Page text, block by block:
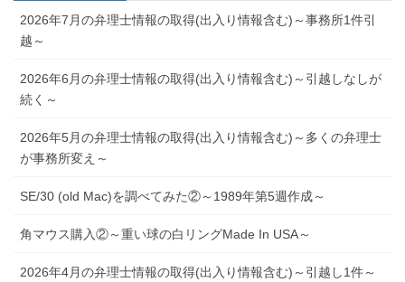
2026年7月の弁理士情報の取得(出入り情報含む)～事務所1件引
越～
2026年6月の弁理士情報の取得(出入り情報含む)～引越しなしが
続く～
2026年5月の弁理士情報の取得(出入り情報含む)～多くの弁理士
が事務所変え～
SE/30 (old Mac)を調べてみた②～1989年第5週作成～
角マウス購入②～重い球の白リングMade In USA～
2026年4月の弁理士情報の取得(出入り情報含む)～引越し1件～